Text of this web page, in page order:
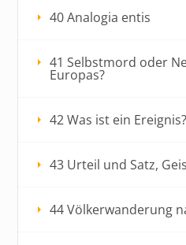
40 Analogia entis
41 Selbstmord oder
Europas?
42 Was ist ein Ereignis?
43 Urteil und Satz,
44 Völkerwanderung